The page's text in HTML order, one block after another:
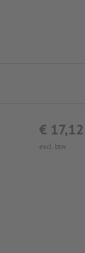
excl. btw
€ 17,12